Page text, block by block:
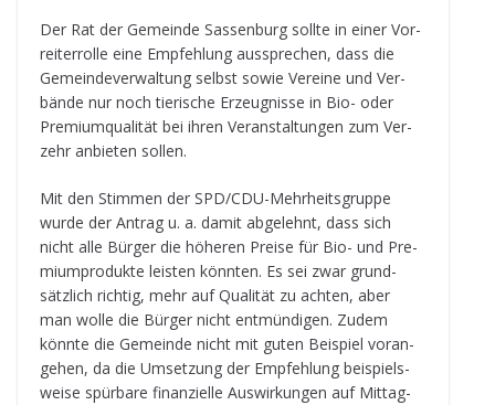
Der Rat der Gemeinde Sas­sen­burg sollte in einer Vor­
rei­ter­rolle eine Emp­feh­lung aus­spre­chen, dass die
Gemein­de­ver­wal­tung selbst sowie Ver­eine und Ver­
bände nur noch tie­ri­sche Erzeug­nisse in Bio- oder
Pre­mi­um­qua­li­tät bei ihren Ver­an­stal­tun­gen zum Ver­
zehr anbie­ten sollen.
Mit den Stim­men der SPD/CDU-Mehr­heits­gruppe
wurde der Antrag u. a. damit abge­lehnt, dass sich
nicht alle Bür­ger die höhe­ren Preise für Bio- und Pre­
mi­um­pro­dukte leis­ten könn­ten. Es sei zwar grund­
sätz­lich rich­tig, mehr auf Qua­li­tät zu ach­ten, aber
man wolle die Bür­ger nicht ent­mün­di­gen. Zudem
könnte die Gemeinde nicht mit guten Bei­spiel vor­an­
ge­hen, da die Umset­zung der Emp­feh­lung bei­spiels­
weise spür­bare finan­zi­elle Aus­wir­kun­gen auf Mit­tag­